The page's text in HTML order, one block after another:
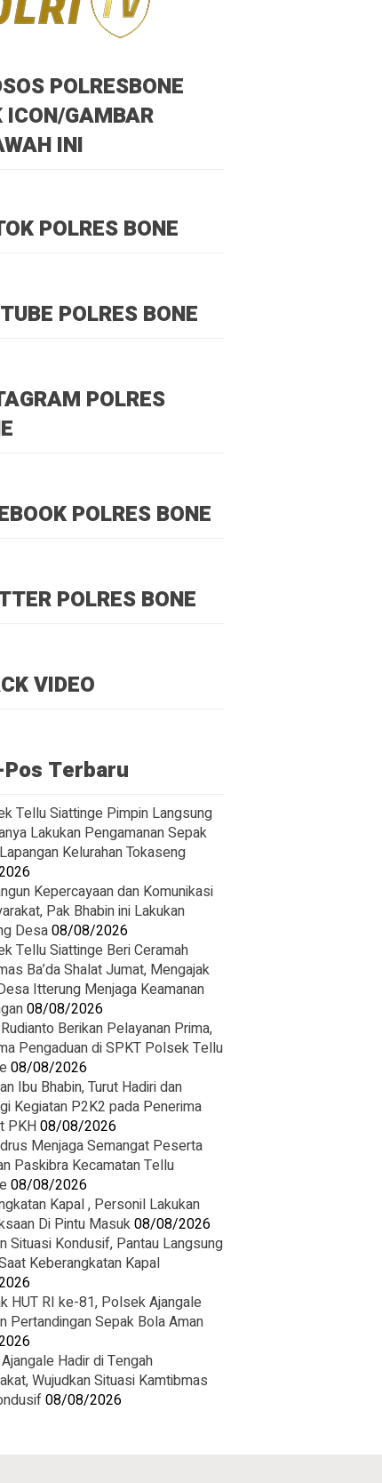
POLRESBONE
ICON/GAMBAR
INI
POLRES BONE
POLRES BONE
POLRES
POLRES BONE
POLRES BONE
VIDEO
Terbaru
Tellu Siattinge Pimpin Langsung
Lakukan Pengamanan Sepak
Kelurahan Tokaseng
Kepercayaan dan Komunikasi
Pak Bhabin ini Lakukan
Desa08/08/2026
Tellu Siattinge Beri Ceramah
Ba’da Shalat Jumat, Mengajak
Itterung Menjaga Keamanan
08/08/2026
Berikan Pelayanan Prima,
Pengaduan di SPKT Polsek Tellu
08/08/2026
Ibu Bhabin, Turut Hadiri dan
Kegiatan P2K2 pada Penerima
PKH08/08/2026
Menjaga Semangat Peserta
Paskibra Kecamatan Tellu
08/08/2026
Kapal , Personil Lakukan
Di Pintu Masuk08/08/2026
Situasi Kondusif, Pantau Langsung
Keberangkatan Kapal
HUT RI ke-81, Polsek Ajangale
Pertandingan Sepak Bola Aman
Hadir di Tengah
Wujudkan Situasi Kamtibmas
08/08/2026